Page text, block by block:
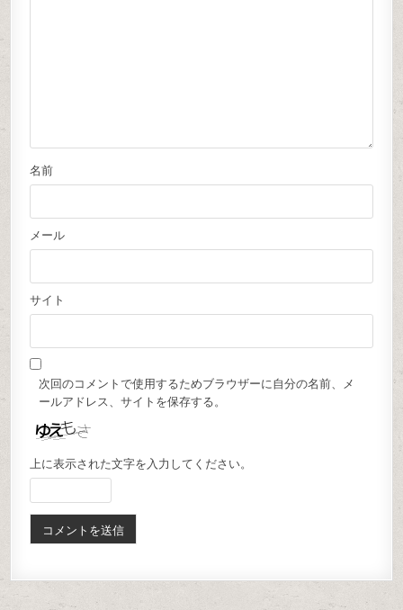
名前
メール
サイト
次回のコメントで使用するためブラウザーに自分の名前、メ
ールアドレス、サイトを保存する。
上に表示された文字を入力してください。